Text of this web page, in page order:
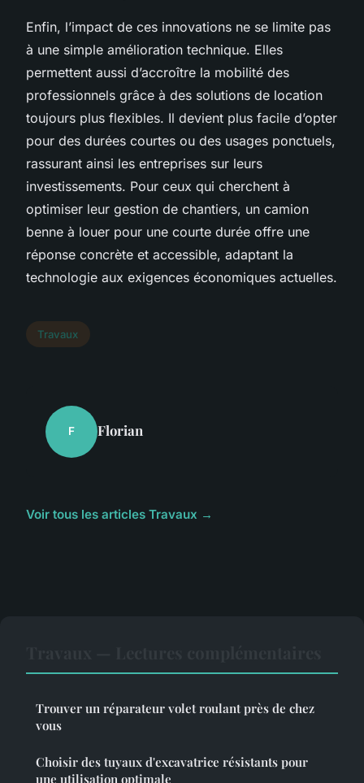
Enfin, l’impact de ces innovations ne se limite pas
à une simple amélioration technique. Elles
permettent aussi d’accroître la mobilité des
professionnels grâce à des solutions de location
toujours plus flexibles. Il devient plus facile d’opter
pour des durées courtes ou des usages ponctuels,
rassurant ainsi les entreprises sur leurs
investissements. Pour ceux qui cherchent à
optimiser leur gestion de chantiers, un camion
benne à louer pour une courte durée offre une
réponse concrète et accessible, adaptant la
technologie aux exigences économiques actuelles.
Travaux
F Florian
Voir tous les articles Travaux →
Trouver un réparateur volet roulant près de chez
vous
Choisir des tuyaux d'excavatrice résistants pour
une utilisation optimale